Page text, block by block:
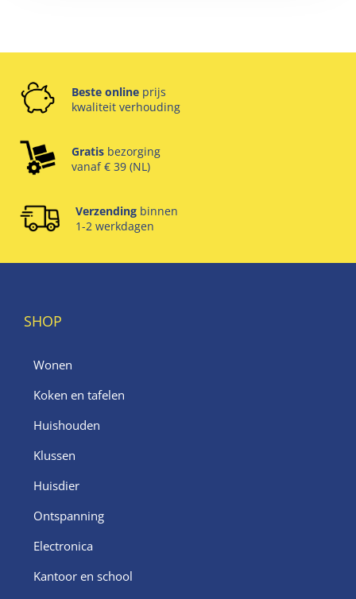
Beste online prijs
kwaliteit verhouding
Gratis bezorging
vanaf € 39 (NL)
Verzending binnen
1-2 werkdagen
SHOP
Wonen
Koken en tafelen
Huishouden
Klussen
Huisdier
Ontspanning
Electronica
Kantoor en school